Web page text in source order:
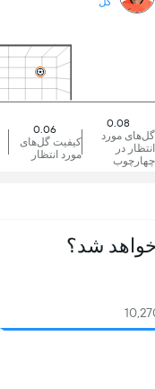
0.06
کیفیت گل‌های
مورد انتظار
0.08
گل‌های مورد
انتظار در
چهارچوب
شد؟